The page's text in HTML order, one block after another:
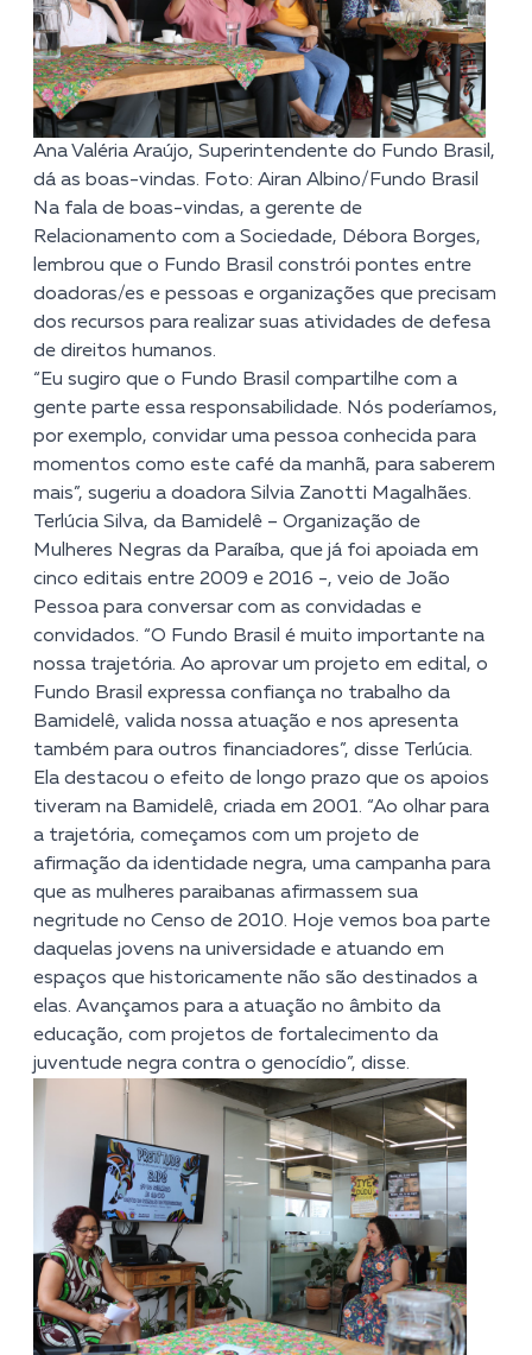
Ana Valéria Araújo, Superintendente do Fundo Brasil,
dá as boas-vindas. Foto: Airan Albino/Fundo Brasil
Na fala de boas-vindas, a gerente de
Relacionamento com a Sociedade, Débora Borges,
lembrou que o Fundo Brasil constrói pontes entre
doadoras/es e pessoas e organizações que precisam
dos recursos para realizar suas atividades de defesa
de direitos humanos.
“Eu sugiro que o Fundo Brasil compartilhe com a
gente parte essa responsabilidade. Nós poderíamos,
por exemplo, convidar uma pessoa conhecida para
momentos como este café da manhã, para saberem
mais”, sugeriu a doadora Silvia Zanotti Magalhães.
Terlúcia Silva, da Bamidelê – Organização de
Mulheres Negras da Paraíba, que já foi apoiada em
cinco editais entre 2009 e 2016 -, veio de João
Pessoa para conversar com as convidadas e
convidados. “O Fundo Brasil é muito importante na
nossa trajetória. Ao aprovar um projeto em edital, o
Fundo Brasil expressa confiança no trabal ho da
Bamidelê, valida nossa atuação e nos apresenta
também para outros financiadores”, disse Terlúcia.
Ela destacou o efeito de longo prazo que os apoios
tiveram na Bamidelê, criada em 2001. “Ao olhar para
a trajetória, começamos com um projeto de
afirmação da identidade negra, uma campanha para
que as mulheres paraibanas afirmassem sua
negritude no Censo de 2010. Hoje vemos boa parte
daquelas jovens na universidade e atuando em
espaços que historicamente não são destinados a
elas. Avançamos para a atuação no âmbito da
educação, com projetos de fortalecimento da
juventude negra contra o genocídio”, disse.